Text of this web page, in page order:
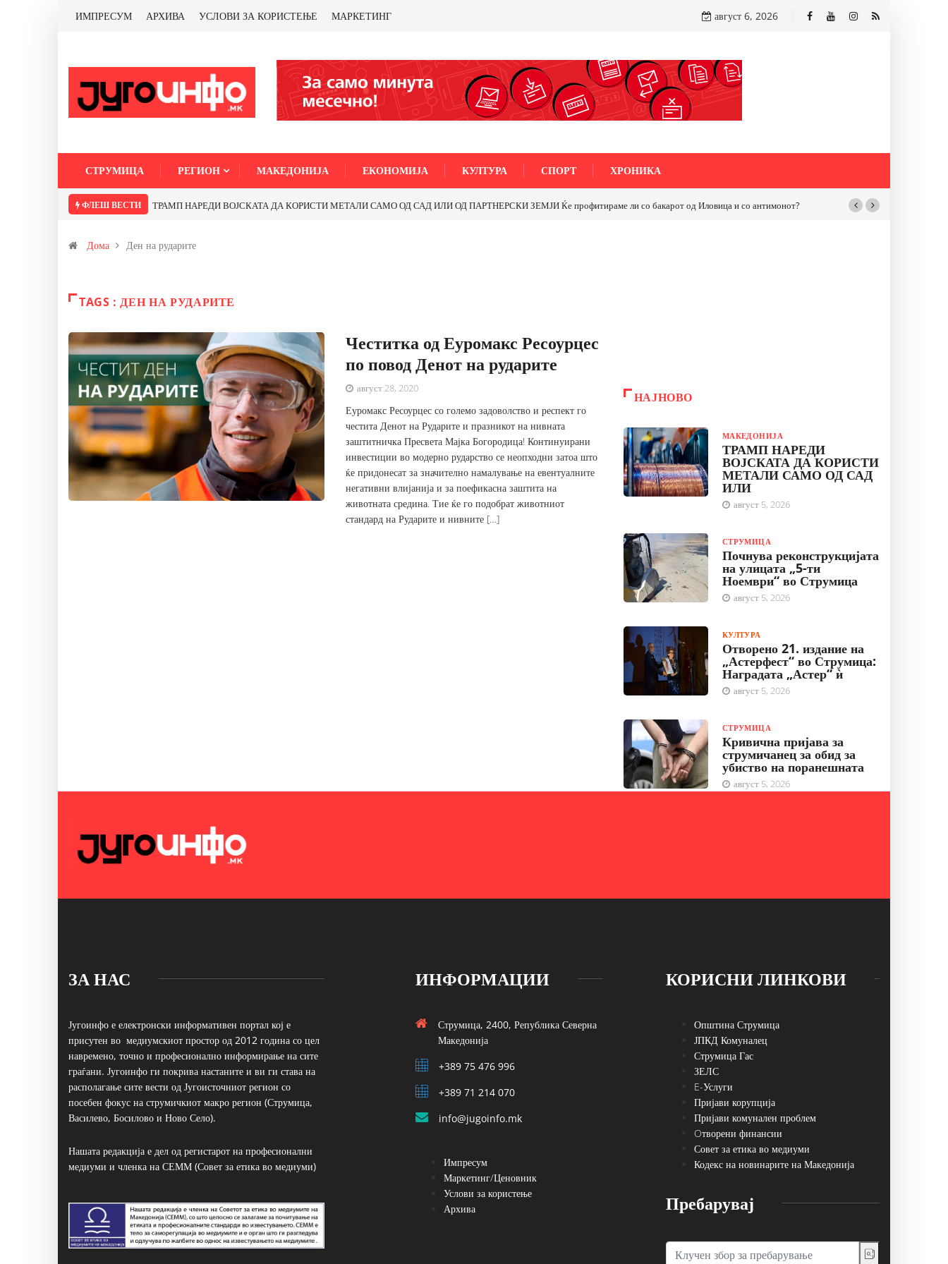
ИМПРЕСУМ АРХИВА УСЛОВИ ЗА КОРИСТЕЊЕ МАРКЕТИНГ август 6, 2026
СТРУМИЦА РЕГИОН МАКЕДОНИЈА ЕКОНОМИЈА КУЛТУРА СПОРТ ХРОНИКА
ФЛЕШ ВЕСТИ ТРАМП НАРЕДИ ВОЈСКАТА ДА КОРИСТИ МЕТАЛИ САМО ОД САД ИЛИ ОД ПАРТНЕРСКИ ЗЕМЈИ Ќе профитираме ли со бакарот од Иловица и со антимонот?
Дома Ден на рударите
TAGS : ДЕН НА РУДАРИТЕ
Честитка од Еуромакс Ресоурцес
по повод Денот на рударите
август 28, 2020
Еуромакс Ресоурцес со големо задоволство и респект го
честита Денот на Рударите и празникот на нивната
заштитничка Пресвета Мајка Богородица! Континуирани
инвестиции во модерно рударство се неопходни затоа што
ќе придонесат за значително намалување на евентуалните
негативни влијанија и за поефикасна заштита на
животната средина. Тие ќе го подобрат животниот
стандард на Рударите и нивните […]
НАЈНОВО
МАКЕДОНИЈА
ТРАМП НАРЕДИ
ВОЈСКАТА ДА КОРИСТИ
МЕТАЛИ САМО ОД САД
ИЛИ
август 5, 2026
СТРУМИЦА
Почнува реконструкцијата
на улицата „5-ти
Ноември“ во Струмица
август 5, 2026
КУЛТУРА
Отворено 21. издание на
„Астерфест“ во Струмица:
Наградата „Астер“ ѝ
август 5, 2026
СТРУМИЦА
Кривична пријава за
струмичанец за обид за
убиство на поранешната
август 5, 2026
ЗА НАС
Југоинфо е електронски информативен портал кој е
присутен во медиумскиот простор од 2012 година со цел
навремено, точно и професионално информирање на сите
граѓани. Југоинфо ги покрива настаните и ви ги става на
располагање сите вести од Југоисточниот регион со
посебен фокус на струмичкиот макро регион (Струмица,
Василево, Босилово и Ново Село).
Нашата редакција е дел од регистарот на професионални
медиуми и членка на СЕММ (Совет за етика во медиуми)
ИНФОРМАЦИИ
Струмица, 2400, Република Северна
Македонија
+389 75 476 996
+389 71 214 070
info@jugoinfo.mk
Импресум
Маркетинг/Ценовник
Услови за користење
Архива
КОРИСНИ ЛИНКОВИ
Општина Струмица
ЈПКД Комуналец
Струмица Гас
ЗЕЛС
E-Услуги
Пријави корупција
Пријави комунален проблем
Oтворени финансии
Совет за етика во медиуми
Кодекс на новинарите на Македонија
Пребарувај